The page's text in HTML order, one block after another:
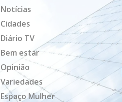
Notícias
Cidades
Diário TV
Bem estar
Opinião
Variedades
Espaço Mulher